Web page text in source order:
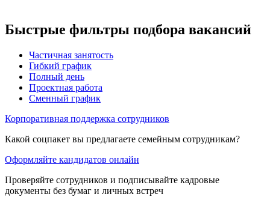
Быстрые фильтры подбора вакансий
Частичная занятость
Гибкий график
Полный день
Проектная работа
Сменный график
Корпоративная поддержка сотрудников
Какой соцпакет вы предлагаете семейным сотрудникам?
Оформляйте кандидатов онлайн
Проверяйте сотрудников и подписывайте кадровые
документы без бумаг и личных встреч